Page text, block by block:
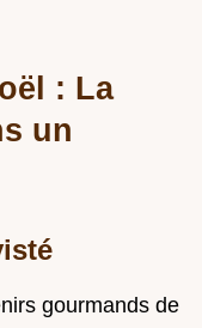
: La
un
gourmands de